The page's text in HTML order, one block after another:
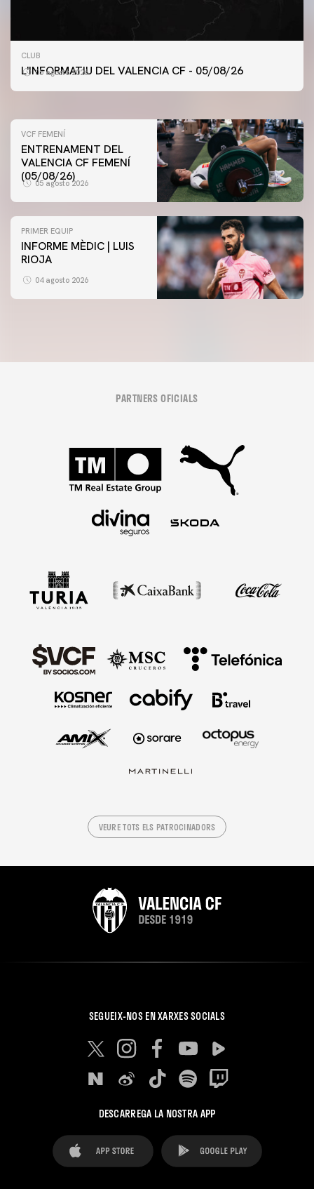
CLUB
L'INFORMATIU DEL VALENCIA CF - 05/08/26
05 agosto 2026
PRIMER EQUIP
ENTRENAMENT DEL VALENCIA CF 5/8/2026
VCF FEMENÍ
ENTRENAMENT DEL
VALENCIA CF FEMENÍ
(05/08/26)
05 agosto 2026
PRIMER EQUIP
INFORME MÈDIC | LUIS
RIOJA
04 agosto 2026
PARTNERS OFICIALS
VEURE TOTS ELS PATROCINADORS
SEGUEIX-NOS EN XARXES SOCIALS
DESCARREGA LA NOSTRA APP